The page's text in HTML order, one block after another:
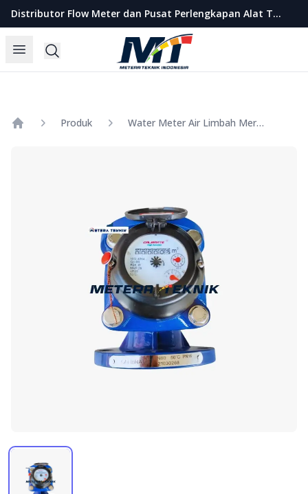
Distributor Flow Meter dan Pusat Perlengkapan Alat Teknik Indonesia
Open menu
Search
Metera Teknik Indonesia
Produk Water Meter Air Limbah Merk Calibrate Size 3 Inch